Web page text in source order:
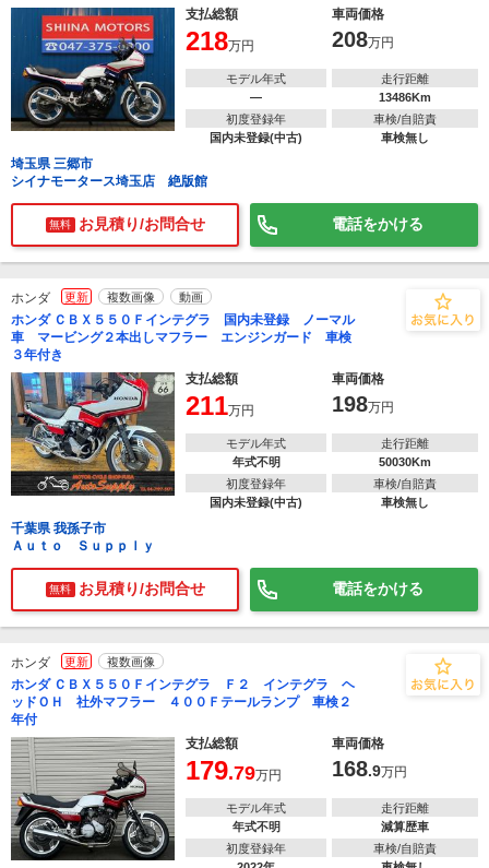
支払総額
車両価格
218万円 208万円
モデル年式
―
走行距離
13486Km
初度登録年
国内未登録(中古)
車検/自賠責
車検無し
埼玉県 三郷市
シイナモータース埼玉店 絶版館
無料 お見積り/お問合せ 電話をかける
ホンダ 更新 複数画像 動画
ホンダ ＣＢＸ５５０Ｆインテグラ 国内未登録 ノーマル
車 マービング２本出しマフラー エンジンガード 車検
３年付き
支払総額
車両価格
211万円 198万円
モデル年式
年式不明
走行距離
50030Km
初度登録年
国内未登録(中古)
車検/自賠責
車検無し
千葉県 我孫子市
Ａｕｔｏ Ｓｕｐｐｌｙ
無料 お見積り/お問合せ 電話をかける
ホンダ 更新 複数画像
ホンダ ＣＢＸ５５０Ｆインテグラ Ｆ２ インテグラ ヘ
ッドＯＨ 社外マフラー ４００Ｆテールランプ 車検２
年付
支払総額
車両価格
179.79万円 168.9万円
モデル年式
年式不明
走行距離
減算歴車
初度登録年
車検/自賠責